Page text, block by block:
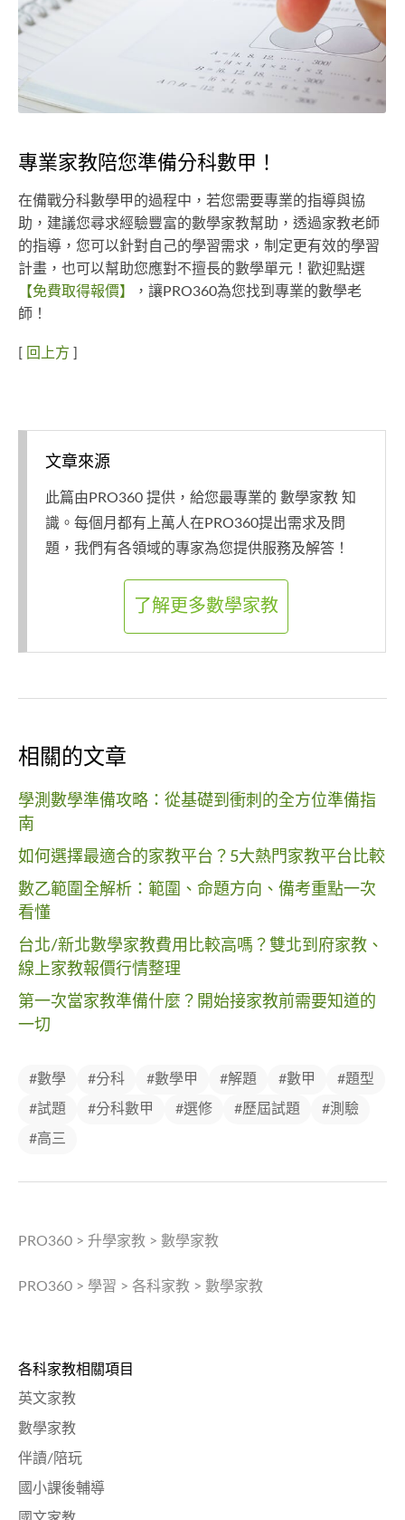
專業家教陪您準備分科數甲！
在備戰分科數學甲的過程中，若您需要專業的指導與協
助，建議您尋求經驗豐富的數學家教幫助，透過家教老師
的指導，您可以針對自己的學習需求，制定更有效的學習
計畫，也可以幫助您應對不擅長的數學單元！歡迎點選
【免費取得報價】
，讓PRO360為您找到專業的數學老
師！
[ 回上方 ]
文章來源
此篇由PRO360 提供，給您最專業的 數學家教 知
識。每個月都有上萬人在PRO360提出需求及問
題，我們有各領域的專家為您提供服務及解答！
了解更多數學家教
相關的文章
學測數學準備攻略：從基礎到衝刺的全方位準備指
南
如何選擇最適合的家教平台？5大熱門家教平台比較
數乙範圍全解析：範圍、命題方向、備考重點一次
看懂
台北/新北數學家教費用比較高嗎？雙北到府家教、
線上家教報價行情整理
第一次當家教準備什麼？開始接家教前需要知道的
一切
#數學 #分科 #數學甲 #解題 #數甲 #題型
#試題 #分科數甲 #選修 #歷屆試題 #測驗
#高三
PRO360 > 升學家教 > 數學家教
PRO360 > 學習 > 各科家教 > 數學家教
各科家教相關項目
英文家教
數學家教
伴讀/陪玩
國小課後輔導